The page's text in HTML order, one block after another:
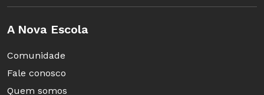
pessoas que leram O Avarento e Sua Barra de
A Nova Escola
Comunidade
Fale conosco
Quem somos